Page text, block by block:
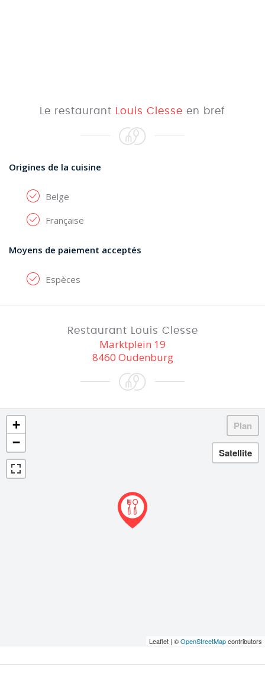
Le restaurant Louis Clesse en bref
Origines de la cuisine
Belge
Française
Moyens de paiement acceptés
Espèces
Restaurant Louis Clesse
Marktplein 19
8460 Oudenburg
+
−
Leaflet | ©OpenStreetMapcontributors